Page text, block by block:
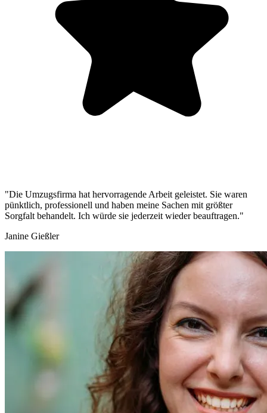
"Die Umzugsfirma hat hervorragende Arbeit geleistet. Sie waren
pünktlich, professionell und haben meine Sachen mit größter
Sorgfalt behandelt. Ich würde sie jederzeit wieder beauftragen."
Janine Gießler